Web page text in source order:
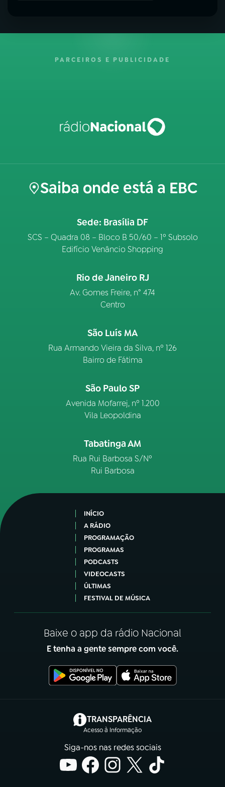
PARCEIROS E PUBLICIDADE
Saiba onde está a EBC
Sede: Brasília DF
SCS – Quadra 08 – Bloco B 50/60 – 1º Subsolo
Edifício Venâncio Shopping
Rio de Janeiro RJ
Av. Gomes Freire, n° 474
Centro
São Luís MA
Rua Armando Vieira da Silva, nº 126
Bairro de Fátima
São Paulo SP
Avenida Mofarrej, nº 1.200
Vila Leopoldina
Tabatinga AM
Rua Rui Barbosa S/Nº
Rui Barbosa
INÍCIO
A RÁDIO
PROGRAMAÇÃO
PROGRAMAS
PODCASTS
VIDEOCASTS
ÚLTIMAS
FESTIVAL DE MÚSICA
Baixe o app da rádio Nacional
E tenha a gente sempre com você.
TRANSPARÊNCIA
Acesso à Informação
(abre em nova aba)
Siga-nos nas redes sociais